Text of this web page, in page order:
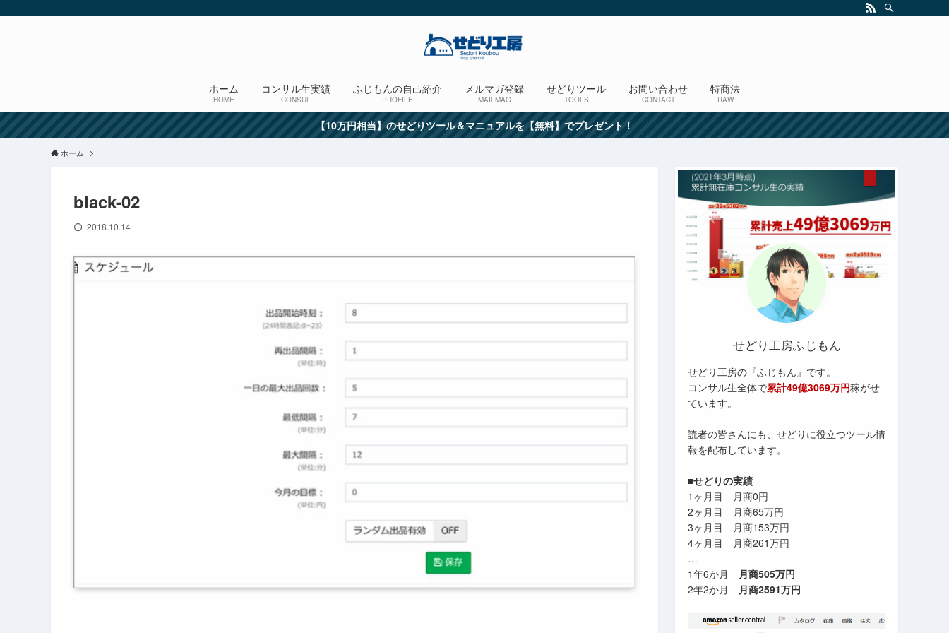
ホーム
HOME
コンサル生実績
CONSUL
ふじもんの自己紹介
PROFILE
メルマガ登録
MAILMAG
せどりツール
TOOLS
お問い合わせ
CONTACT
特商法
RAW
【10万円相当】のせどりツール＆マニュアルを【無料】でプレゼント！
ホーム
black-02
2018.10.14
せどり工房ふじもん
せどり工房の『ふじもん』です。
コンサル生全体で累計49億3069万円稼がせ
ています。
読者の皆さんにも、せどりに役立つツール情
報を配布しています。
■せどりの実績
1ヶ月目 月商0円
2ヶ月目 月商65万円
3ヶ月目 月商153万円
4ヶ月目 月商261万円
…
1年6か月 月商505万円
2年2か月 月商2591万円